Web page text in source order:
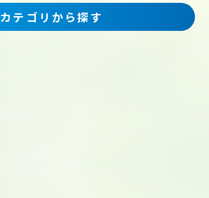
カテゴリから探す